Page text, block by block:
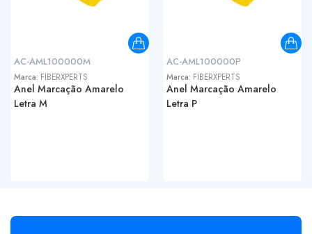
AC-AML100000M
Marca: FIBERXPERTS
Anel Marcação Amarelo
Letra M
AC-AML100000P
Marca: FIBERXPERTS
Anel Marcação Amarelo
Letra P